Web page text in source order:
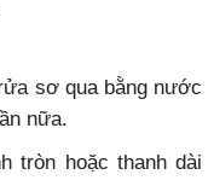
sơ qua bằng nước
nữa.
tròn hoặc thanh dài